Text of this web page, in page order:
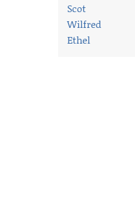
Scot
Wilfred
Ethel